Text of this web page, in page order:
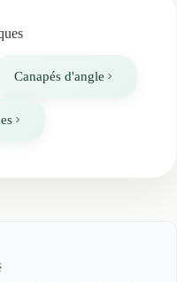
Canapés d'angle